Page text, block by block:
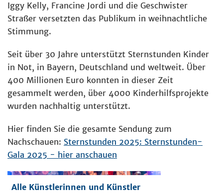
Iggy Kelly, Francine Jordi und die Geschwister
Straßer versetzten das Publikum in weihnachtliche
Stimmung.
Seit über 30 Jahre unterstützt Sternstunden Kinder
in Not, in Bayern, Deutschland und weltweit. Über
400 Millionen Euro konnten in dieser Zeit
gesammelt werden, über 4000 Kinderhilfsprojekte
wurden nachhaltig unterstützt.
Hier finden Sie die gesamte Sendung zum
Nachschauen: Sternstunden 2025: Sternstunden-
Gala 2025 - hier anschauen
Alle Künstlerinnen und Künstler